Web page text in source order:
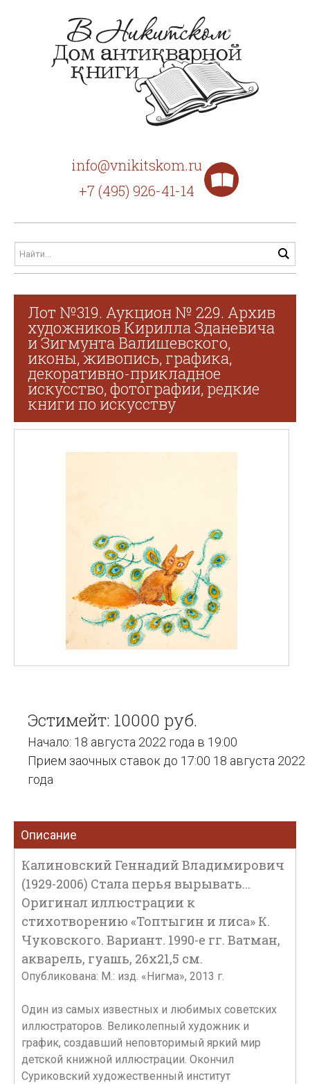
info@vnikitskom.ru
+7 (495) 926-41-14
Лот №319. Аукцион № 229. Архив
художников Кирилла Зданевича
и Зигмунта Валишевского,
иконы, живопись, графика,
декоративно-прикладное
искусство, фотографии, редкие
книги по искусству
Эстимейт: 10000 руб.
Начало: 18 августа 2022 года в 19:00
Прием заочных ставок до 17:00 18 августа 2022
года
Описание
Калиновский Геннадий Владимирович
(1929-2006) Стала перья вырывать...
Оригинал иллюстрации к
стихотворению «Топтыгин и лиса» К.
Чуковского. Вариант. 1990-е гг. Ватман,
акварель, гуашь, 26х21,5 см.
Опубликована: М.: изд. «Нигма», 2013 г.
Один из самых известных и любимых советских
иллюстраторов. Великолепный художник и
график, создавший неповторимый яркий мир
детской книжной иллюстрации. Окончил
Суриковский художественный институт